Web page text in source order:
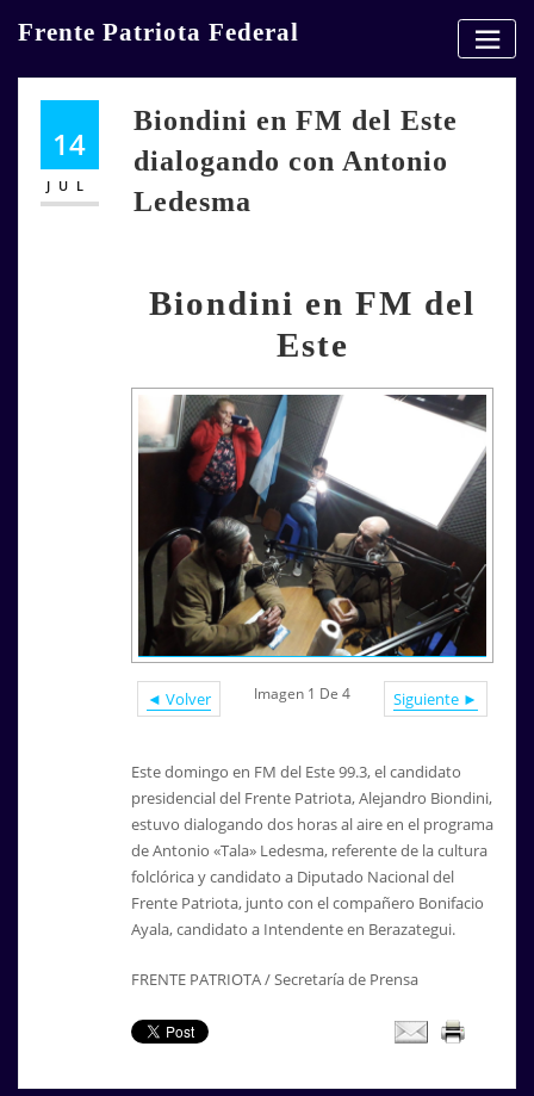
Frente Patriota Federal
14
JUL
Biondini en FM del Este
dialogando con Antonio
Ledesma
Biondini en FM del
Este
◄ Volver Siguiente ►
Imagen 1 De 4
Este domingo en FM del Este 99.3, el candidato
presidencial del Frente Patriota, Alejandro Biondini,
estuvo dialogando dos horas al aire en el programa
de Antonio «Tala» Ledesma, referente de la cultura
folclórica y candidato a Diputado Nacional del
Frente Patriota, junto con el compañero Bonifacio
Ayala, candidato a Intendente en Berazategui.
FRENTE PATRIOTA / Secretaría de Prensa